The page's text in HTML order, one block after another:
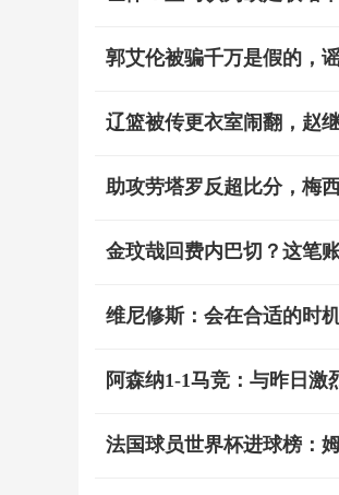
郭艾伦被骗千万是假的，
辽篮被传更衣室闹翻，赵
助攻劳塔罗反超比分，梅
金玟哉回费内巴切？这笔
维尼修斯：会在合适的时
阿森纳1-1马竞：与昨日
法国球员世界杯进球榜：